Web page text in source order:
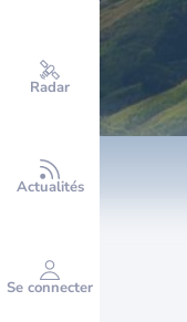
Radar
Actualités
Se connecter